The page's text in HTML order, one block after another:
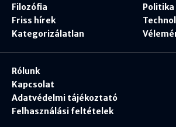
Filozófia
Friss hírek
Kategorizálatlan
Politika
Rólunk
Kapcsolat
Adatvédelmi tájékoztató
Felhasználási feltételek